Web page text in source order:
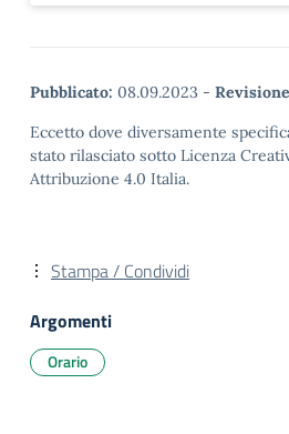
Pubblicato: 08.09.2023 -
Eccetto dove diversamente
stato rilasciato sotto Licenza
Attribuzione 4.0 Italia.
Stampa / Condividi
Argomenti
Orario